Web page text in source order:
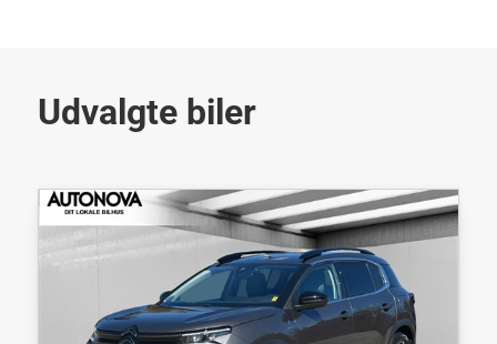
Udvalgte biler